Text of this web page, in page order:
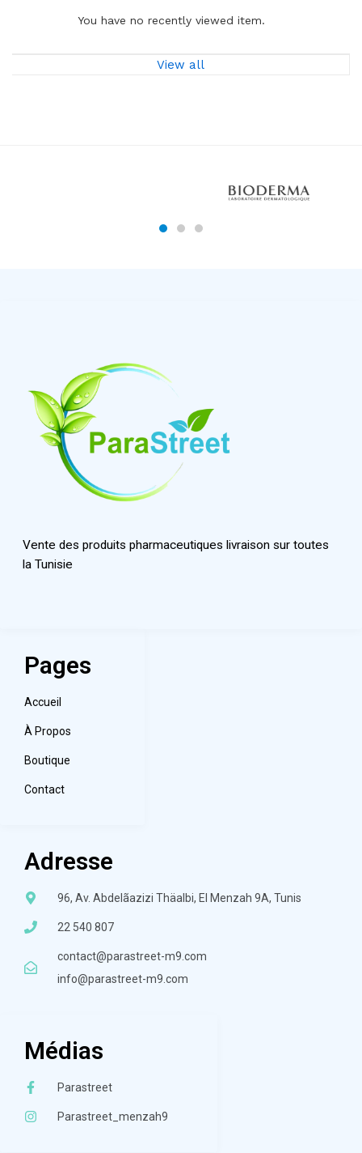
You have no recently viewed item.
View all
Vente des produits pharmaceutiques livraison sur toutes
la Tunisie
Pages
Accueil
À Propos
Boutique
Contact
Adresse
96, Av. Abdelãazizi Thäalbi, El Menzah 9A, Tunis
22 540 807
contact@parastreet-m9.com
info@parastreet-m9.com
Médias
Parastreet
Parastreet_menzah9